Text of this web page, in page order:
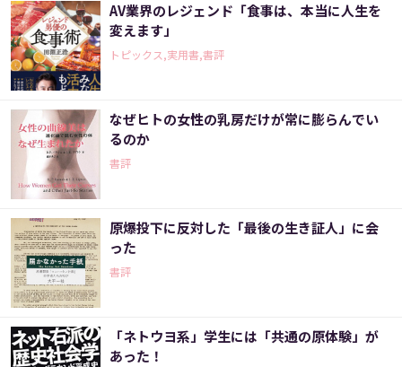
AV業界のレジェンド「食事は、本当に人生を
変えます」
トピックス,実用書,書評
なぜヒトの女性の乳房だけが常に膨らんでい
るのか
書評
原爆投下に反対した「最後の生き証人」に会
った
書評
「ネトウヨ系」学生には「共通の原体験」が
あった！